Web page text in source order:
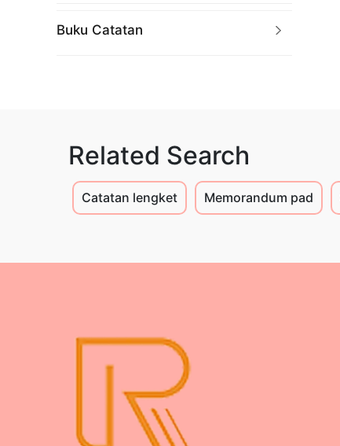
Buku Catatan
Related Search
Catatan lengket Memorandum pad